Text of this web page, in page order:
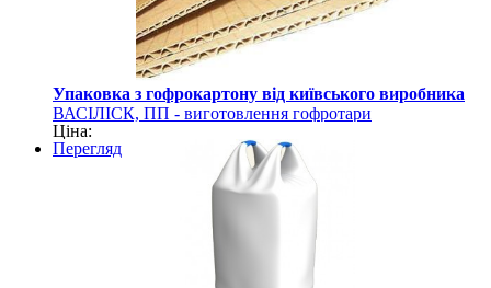
Упаковка з гофрокартону від київського виробника
ВАСІЛІСК, ПП - виготовлення гофротари
Ціна:
Перегляд